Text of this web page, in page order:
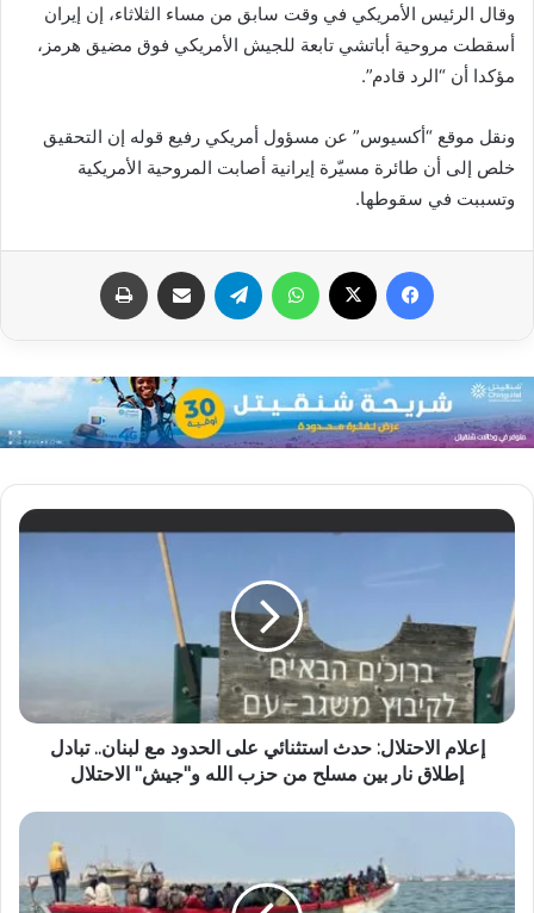
وقال الرئيس الأمريكي في وقت سابق من مساء الثلاثاء، إن إيران
أسقطت مروحية أباتشي تابعة للجيش الأمريكي فوق مضيق هرمز،
مؤكدا أن “الرد قادم”.
ونقل موقع “أكسيوس” عن مسؤول أمريكي رفيع قوله إن التحقيق
خلص إلى أن طائرة مسيّرة إيرانية أصابت المروحية الأمريكية
وتسببت في سقوطها.
فيسبوك واتساب تيلقرام مشاركة عبر البريد
إعلام الاحتلال: حدث استثنائي على الحدود مع لبنان.. تبادل
إطلاق نار بين مسلح من حزب الله و"جيش" الاحتلال